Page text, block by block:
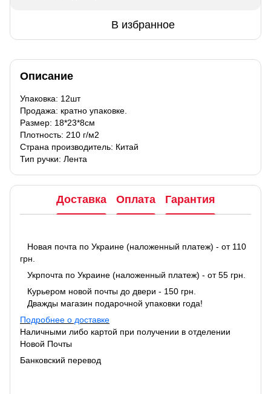
В избранное
Описание
Упаковка: 12шт
Продажа: кратно упаковке.
Размер: 18*23*8см
Плотность: 210 г/м2
Страна производитель: Китай
Тип ручки: Лента
Доставка Оплата Гарантия
Новая почта по Украине (наложенный платеж) - от 110
грн.
Укрпочта по Украине (наложенный платеж) - от 55 грн.
Курьером новой почты до двери - 150 грн.
Дважды магазин подарочной упаковки года!
Подробнее о доставке
Наличными либо картой при получении в отделении
Новой Почты
Банковский перевод